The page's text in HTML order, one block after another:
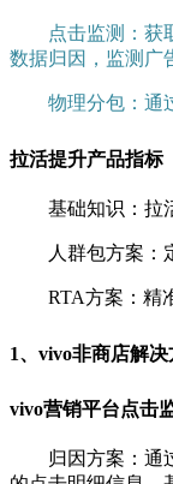
点击监测：获
数据归因，监测广
物理分包：通
拉活提升产品指标
基础知识：拉
人群包方案：
RTA方案：精
1、vivo非商店解
vivo营销平台点击
归因方案：通